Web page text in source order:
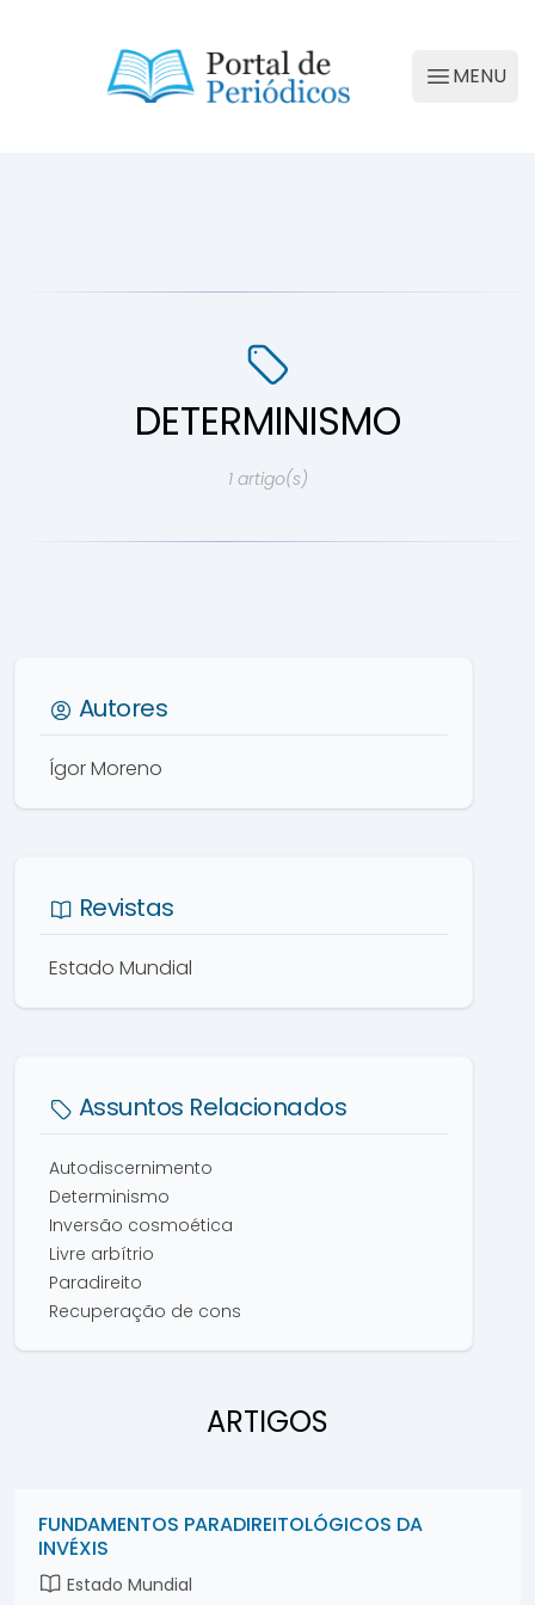
Portal de Periódicos da Conscienciologia
Abrir
MENU
DETERMINISMO
1 artigo(s)
Autores
Ígor Moreno
Revistas
Estado Mundial
Assuntos Relacionados
Autodiscernimento
Determinismo
Inversão cosmoética
Livre arbítrio
Paradireito
Recuperação de cons
ARTIGOS
FUNDAMENTOS PARADIREITOLÓGICOS DA
INVÉXIS
Estado Mundial